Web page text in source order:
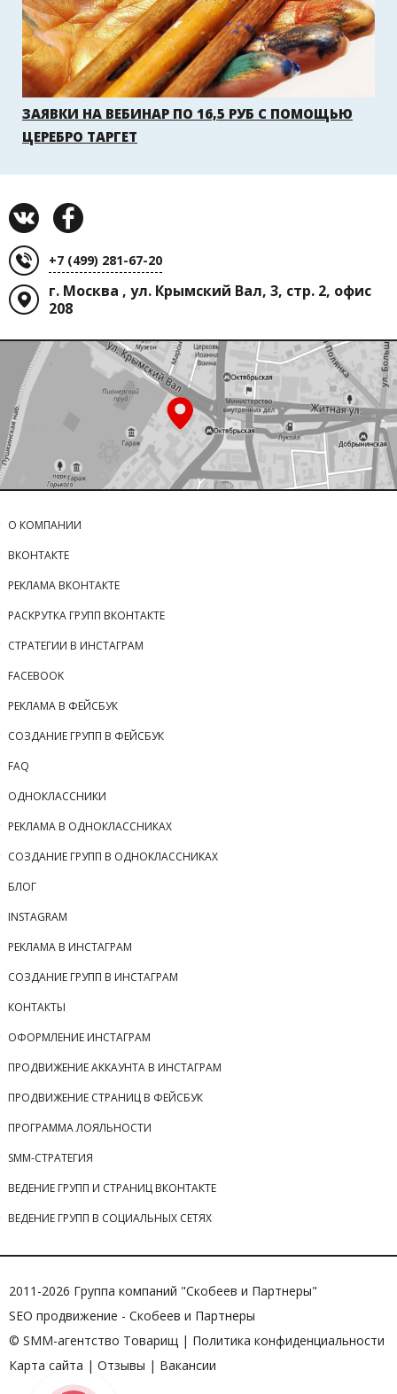
ЗАЯВКИ НА ВЕБИНАР ПО 16,5 РУБ С ПОМОЩЬЮ
ЦЕРЕБРО ТАРГЕТ
+7 (499) 281-67-20
г. Москва , ул. Крымский Вал, 3, стр. 2, офис
208
О КОМПАНИИ
ВКОНТАКТЕ
РЕКЛАМА ВКОНТАКТЕ
РАСКРУТКА ГРУПП ВКОНТАКТЕ
СТРАТЕГИИ В ИНСТАГРАМ
FACEBOOK
РЕКЛАМА В ФЕЙСБУК
СОЗДАНИЕ ГРУПП В ФЕЙСБУК
FAQ
ОДНОКЛАССНИКИ
РЕКЛАМА В ОДНОКЛАССНИКАХ
СОЗДАНИЕ ГРУПП В ОДНОКЛАССНИКАХ
БЛОГ
INSTAGRAM
РЕКЛАМА В ИНСТАГРАМ
СОЗДАНИЕ ГРУПП В ИНСТАГРАМ
КОНТАКТЫ
ОФОРМЛЕНИЕ ИНСТАГРАМ
ПРОДВИЖЕНИЕ АККАУНТА В ИНСТАГРАМ
ПРОДВИЖЕНИЕ СТРАНИЦ В ФЕЙСБУК
ПРОГРАММА ЛОЯЛЬНОСТИ
SMM-СТРАТЕГИЯ
ВЕДЕНИЕ ГРУПП И СТРАНИЦ ВКОНТАКТЕ
ВЕДЕНИЕ ГРУПП В СОЦИАЛЬНЫХ СЕТЯХ
2011-2026 Группа компаний "Скобеев и Партнеры"
SEO продвижение - Скобеев и Партнеры
© SMM-агентство Товарищ | Политика конфиденциальности
Карта сайта | Отзывы | Вакансии